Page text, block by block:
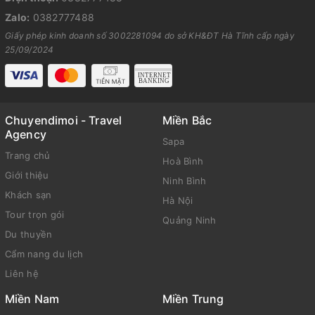
Zalo: 0382777488
Giấy phép kinh doanh số 3002281094 do sở KH&ĐT Hà Tĩnh cấp ngày
25/09/2024
Chuyendimoi - Travel
Agency
Trang chủ
Giới thiệu
Khách sạn
Tour trọn gói
Du thuyền
Cẩm nang du lịch
Liên hệ
Miền Bắc
Sapa
Hoà Bình
Ninh Bình
Hà Nội
Quảng Ninh
Miền Nam Miền Trung